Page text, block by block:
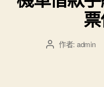
文 作者: admin